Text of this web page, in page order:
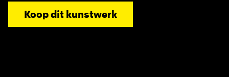
Koop dit kunstwerk